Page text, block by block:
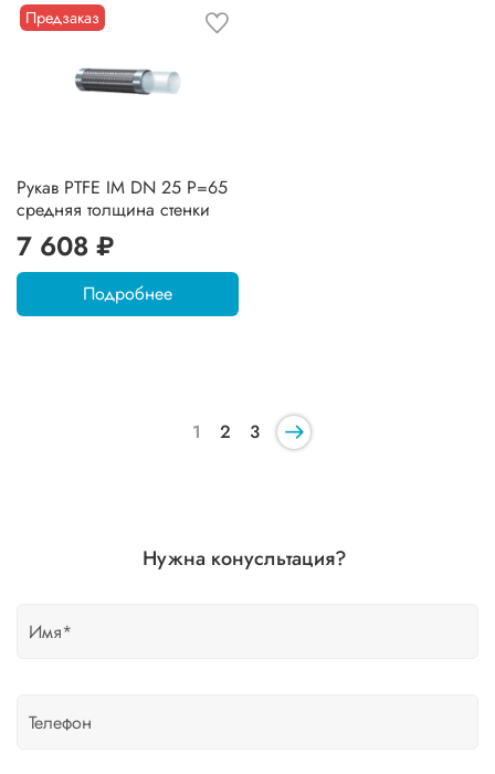
Предзаказ
Рукав PTFE IM DN 25 P=65
средняя толщина стенки
7 608 ₽
Подробнее
1 2 3
Нужна конусльтация?